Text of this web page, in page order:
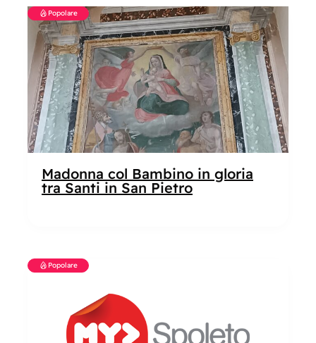
Popolare
Madonna col Bambino in gloria
tra Santi in San Pietro
Popolare